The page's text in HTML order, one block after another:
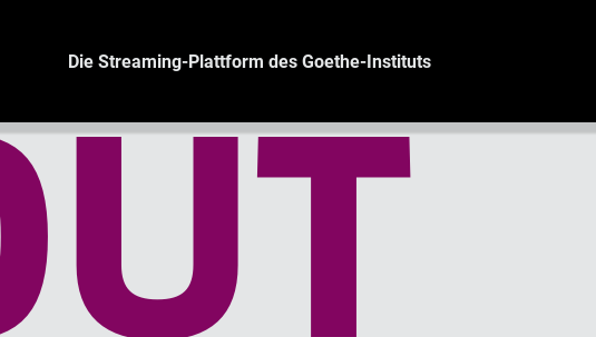
Die Streaming-Plattform des Goethe-Instituts